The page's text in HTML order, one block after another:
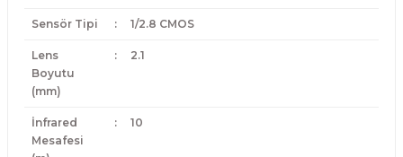
Sensör Tipi : 1/2.8 CMOS
Lens
Boyutu
(mm)
: 2.1
İnfrared
Mesafesi
: 10